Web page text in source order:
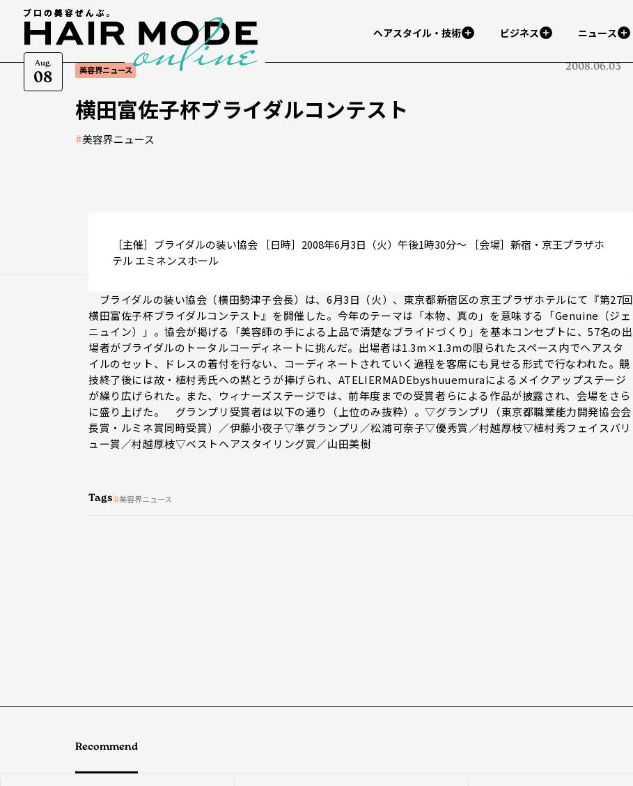
Aug.
08
ヘアスタイル・技術 ビジネス ニュース
美容界ニュース 2008.06.03
横田富佐子杯ブライダルコンテスト
#美容界ニュース
［主催］ブライダルの装い協会 ［日時］2008年6月3日（火）午後1時30分～ ［会場］新宿・京王プラザホ
テル エミネンスホール
ブライダルの装い協会（横田勢津子会長）は、6月3日（火）、東京都新宿区の京王プラザホテルにて『第27回
横田富佐子杯ブライダルコンテスト』を開催した。今年のテーマは「本物、真の」を意味する「Genuine（ジェ
ニュイン）」。協会が掲げる「美容師の手による上品で清楚なブライドづくり」を基本コンセプトに、57名の出
場者がブライダルのトータルコーディネートに挑んだ。出場者は1.3m×1.3mの限られたスペース内でヘアスタ
イルのセット、ドレスの着付を行ない、コーディネートされていく過程を客席にも見せる形式で行なわれた。競
技終了後には故・植村秀氏への黙とうが捧げられ、ATELIERMADEbyshuuemuraによるメイクアップステージ
が繰り広げられた。また、ウィナーズステージでは、前年度までの受賞者らによる作品が披露され、会場をさら
に盛り上げた。 グランプリ受賞者は以下の通り（上位のみ抜粋）。▽グランプリ（東京都職業能力開発協会会
長賞・ルミネ賞同時受賞）／伊藤小夜子▽準グランプリ／松浦可奈子▽優秀賞／村越厚枝▽植村秀フェイスバリ
ュー賞／村越厚枝▽ベストヘアスタイリング賞／山田美樹
Tags 美容界ニュース
Recommend